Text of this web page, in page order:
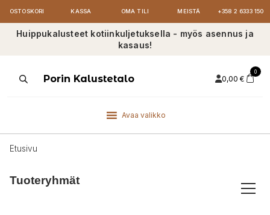
OSTOSKORI KASSA OMA TILI MEISTÄ +358 2 6333 150
Huippukalusteet kotiinkuljetuksella - myös asennus ja
kasaus!
ProductsPorin Kalustetalo 0,00 €
0
Avaa valikko
Etusivu
Tuoteryhmät